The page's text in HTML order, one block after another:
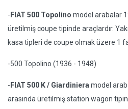
- FIAT 500 Topolino model arabalar
üretilmiş coupe tipinde araçlardır.
kasa tipleri de coupe olmak üzere 1
-500 Topolino (1936 - 1948)
- FIAT 500 K / Giardiniera model
arasında üretilmiş station wagon